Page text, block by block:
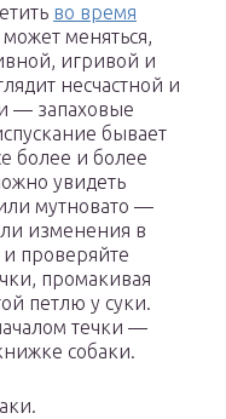
во время
меняться,
игривой и
несчастной и
— запаховые
бывает
более и более
увидеть
мутновато —
изменения в
проверяйте
промакивая
петлю у суки.
течки —
собаки.